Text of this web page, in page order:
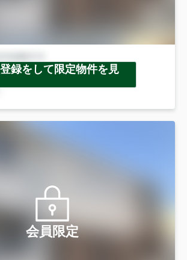
録をして限定物件を見
会員限定